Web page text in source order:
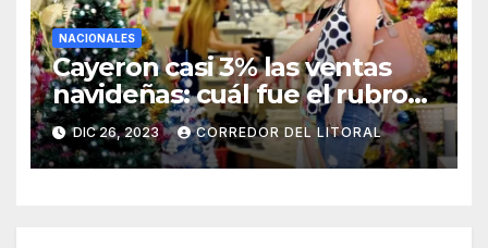
NACIONALES
Cayeron casi 3% las ventas
navideñas: cuál fue el rubro
más afectado
DIC 26, 2023 CORREDOR DEL LITORAL